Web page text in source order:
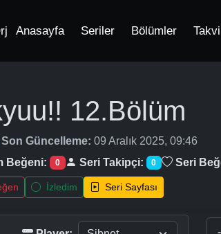
Anasayfa Seriler Bölümler
12.Bölüm
Son Güncelleme: 09 Aralık 2025, 09:46
Beğeni: 0 Seri Takipçi: 0 Seri
İzledim Seri Sayfası